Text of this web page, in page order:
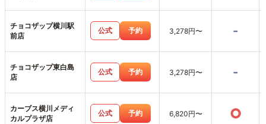
チョコザップ横川駅
前店
公式 予約 3,278円〜 -
チョコザップ東白島
店
公式 予約 3,278円〜 -
カーブス横川メディ
カルプラザ店
公式 予約 6,820円〜 ○